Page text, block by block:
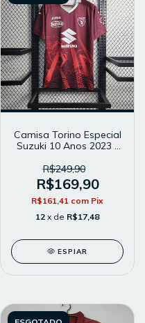
Camisa Torino Especial
Suzuki 10 Anos 2023 -
Torcedor - Grená
R$249,90
R$169,90
R$161,41 com Pix
12 x de R$17,48
ESPIAR